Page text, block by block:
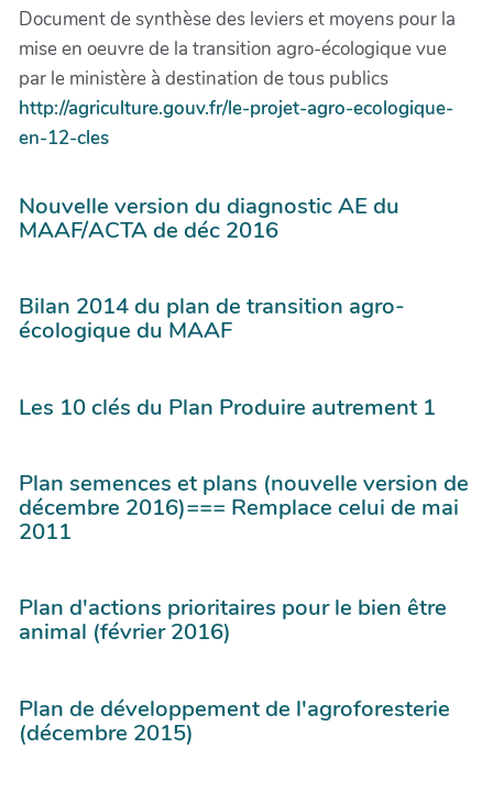
Document de synthèse des leviers et moyens pour la
mise en oeuvre de la transition agro-écologique vue
par le ministère à destination de tous publics
http://agriculture.gouv.fr/le-projet-agro-ecologique-
en-12-cles
Nouvelle version du diagnostic AE du
MAAF/ACTA de déc 2016
Bilan 2014 du plan de transition agro-
écologique du MAAF
Les 10 clés du Plan Produire autrement 1
Plan semences et plans (nouvelle version de
décembre 2016)=== Remplace celui de mai
2011
Plan d'actions prioritaires pour le bien être
animal (février 2016)
Plan de développement de l'agroforesterie
(décembre 2015)